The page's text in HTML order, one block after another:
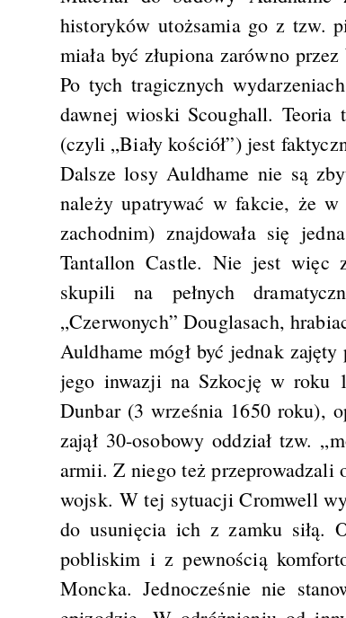
historyków utożsamia go z tzw.
miała być złupiona zarówno
Po tych tragicznych
dawnej wioski Scoughall. Teoria
(czyli „Biały kościół”) jest
Dalsze losy Auldhame nie są
należy upatrywać w fakcie, że
zachodnim) znajdowała się
Tantallon Castle. Nie jest więc
skupili na pełnych
„Czerwonych” Douglasach,
Auldhame mógł być jednak
jego inwazji na Szkocję w roku
Dunbar (3 września 1650 roku),
zajął 30-osobowy oddział tzw.
armii. Z niego też przeprowadzali
wojsk. W tej sytuacji Cromwell
do usunięcia ich z zamku siłą.
pobliskim i z pewnością
Moncka. Jednocześnie nie